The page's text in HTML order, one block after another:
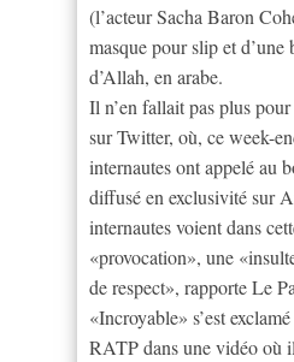
(l’acteur Sacha Baron
masque pour slip et d’une
d’Allah, en arabe.
Il n’en fallait pas plus
sur Twitter, où, ce week-
internautes ont appelé au
diffusé en exclusivité sur
internautes voient dans
«provocation», une
de respect», rapporte Le
«Incroyable» s’est
RATP dans une vidéo où